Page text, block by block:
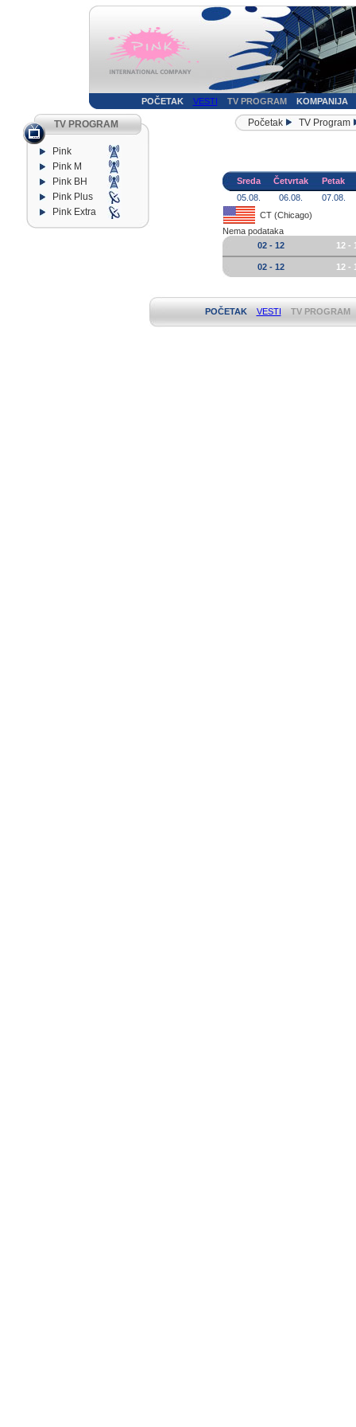
POČETAK VESTI TV PROGRAM KOMPANIJA
TV PROGRAM
Pink
Pink M
Pink BH
Pink Plus
Pink Extra
Početak TV Program
Sreda Četvrtak
Petak
05.08.
06.08.
07.08.
CT (Chicago)
Nema podataka
02 - 12
12 -
02 - 12 12 -
POČETAK VESTI TV PROGRAM